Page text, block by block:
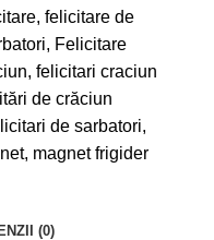
, felicitare de
, Felicitare
, felicitari craciun
de crăciun
de sarbatori,
, magnet frigider
(0)